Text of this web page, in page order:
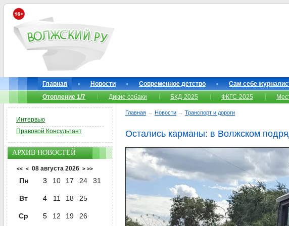
Главная Новости Современное детство Сам себе
Отопление 1/7
Дикие собаки БКД-2025 ФКГС-2025
Главная → Новости → Транспорт и дороги
Остались карманы: в Волжском
Интервью
Правовой Консультант
АРХИВ НОВОСТЕЙ
<< < 08 августа 2026 > >>
Пн 3 10 17 24 31
Вт 4 11 18 25
Ср 5 12 19 26